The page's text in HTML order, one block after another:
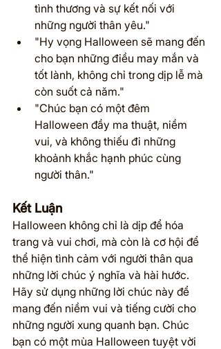
tình thương và sự kết nối với
những người thân yêu."
"Hy vọng Halloween sẽ mang đến
cho bạn những điều may mắn và
tốt lành, không chỉ trong dịp lễ mà
còn suốt cả năm."
"Chúc bạn có một đêm
Halloween đầy ma thuật, niềm
vui, và không thiếu đi những
khoảnh khắc hạnh phúc cùng
người thân."
Kết Luận
Halloween không chỉ là dịp để hóa
trang và vui chơi, mà còn là cơ hội để
thể hiện tình cảm với người thân qua
những lời chúc ý nghĩa và hài hước.
Hãy sử dụng những lời chúc này để
mang đến niềm vui và tiếng cười cho
những người xung quanh bạn. Chúc
bạn có một mùa Halloween tuyệt vời